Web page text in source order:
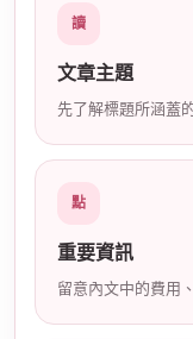
讀
文章主題
先了解標題所涵蓋
點
重要資訊
留意內文中的費用